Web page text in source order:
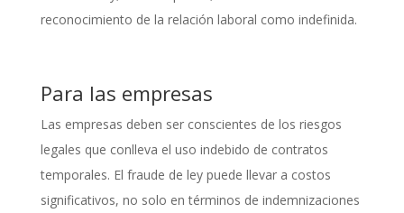
reconocimiento de la relación laboral como indefinida.
Para las empresas
Las empresas deben ser conscientes de los riesgos
legales que conlleva el uso indebido de contratos
temporales. El fraude de ley puede llevar a costos
significativos, no solo en términos de indemnizaciones